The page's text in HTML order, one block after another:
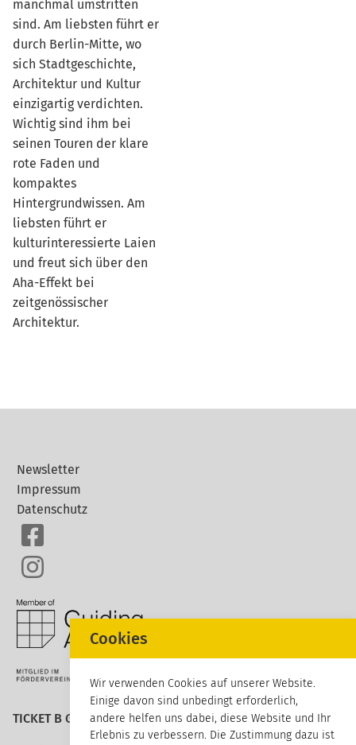
manchmal umstritten
sind. Am liebsten führt er
durch Berlin-Mitte, wo
sich Stadtgeschichte,
Architektur und Kultur
einzigartig verdichten.
Wichtig sind ihm bei
seinen Touren der klare
rote Faden und
kompaktes
Hintergrundwissen. Am
liebsten führt er
kulturinteressierte Laien
und freut sich über den
Aha-Effekt bei
zeitgenössischer
Architektur.
Newsletter
Impressum
Datenschutz
TICKET B GmbH
Cookies
Wir verwenden Cookies auf unserer Website.
Einige davon sind unbedingt erforderlich,
andere helfen uns dabei, diese Website und Ihr
Erlebnis zu verbessern. Die Zustimmung dazu ist